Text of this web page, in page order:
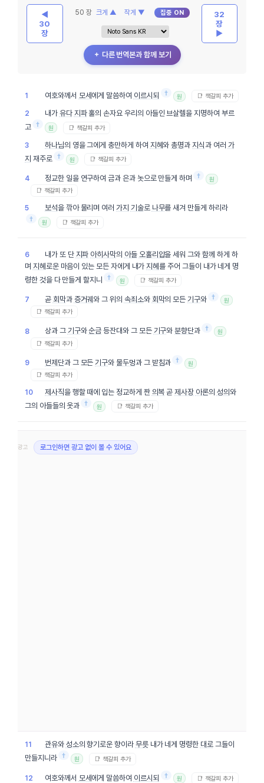
◀
30
장
50 장 크게 ▲ 작게 ▼ 집중 ON
＋ 다른 번역본과 함께 보기
32
장
▶
1 여호와께서 모세 에게 말씀하여 이르시되 † 원 📑 책갈피 추가
2 내가 유다 지파훌의 손자요 우리의 아들인 브살렐을 지명하여 부르
고 † 원 📑 책갈피 추가
3 하나님의 영을 그에게 충만하게 하여 지혜와총명과지식과 여러 가
지 재주로 † 원 📑 책갈피 추가
4 정교한 일을 연구하여 금과 은과 놋으로 만들게 하며 † 원
📑 책갈피 추가
5 보석을 깎아 물리며 여러가지 기술로 나무를 새겨 만들게 하리라
†
원 📑 책갈피 추가
6 내가 또 단 지파 아히사막의 아들 오홀리압을 세워 그와 함께 하게 하
며 지혜 로운 마음이 있는 모든 자에게 내가지혜를 주어 그들이 내가 네게 명
령한 것을 다 만들게 할지니
† 원 📑 책갈피 추가
7 곧 회막과 증거궤와 그 위의 속죄소와 회막의 모든기구와 † 원
📑 책갈피 추가
8 상과 그 기구와순금 등잔대와 그 모든 기구와분향단과 † 원
📑 책갈피 추가
9 번제단과 그 모든기구와물두멍과 그 받침과 † 원
📑 책갈피 추가
10 제사직을 행할 때에 입는 정교하게 짠 의복 곧제사장 아론의 성의 와
그의 아들들의 옷과 † 원 📑 책갈피 추가
광고 로그인하면 광고 없이 볼 수 있어요
11 관유와 성소의 향기로운 향이라 무릇내가 네게 명령한 대로그들이
만들지니라 † 원 📑 책갈피 추가
12 여호와께서 모세 에게 말씀하여 이르시되 † 원 📑 책갈피 추가